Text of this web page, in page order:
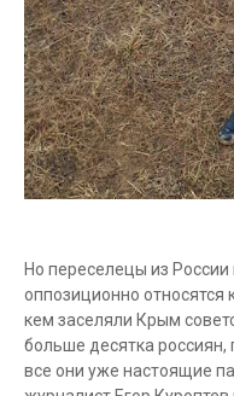
Но переселецы из
оппозиционно относятся
кем заселяли Крым
больше десятка
все они уже настоящие